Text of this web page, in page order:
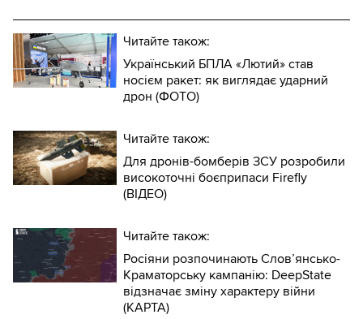
Читайте також:
Український БПЛА «Лютий» став
носієм ракет: як виглядає ударний
дрон (ФОТО)
Читайте також:
Для дронів-бомберів ЗСУ розробили
високоточні боєприпаси Firefly
(ВІДЕО)
Читайте також:
Росіяни розпочинають Слов’янсько-
Краматорську кампанію: DeepState
відзначає зміну характеру війни
(КАРТА)